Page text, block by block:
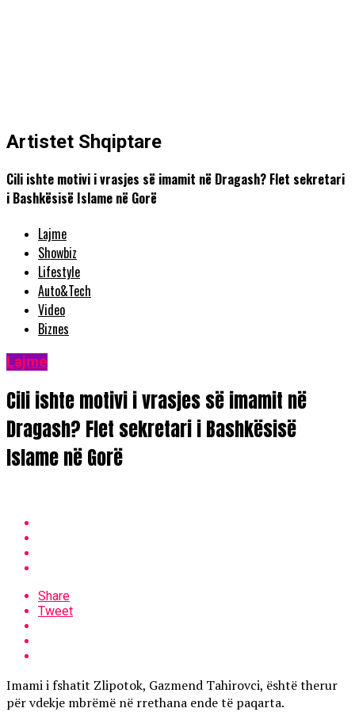
Artistet Shqiptare
Cili ishte motivi i vrasjes së imamit në Dragash? Flet sekretari
i Bashkësisë Islame në Gorë
Lajme
Showbiz
Lifestyle
Auto&Tech
Video
Biznes
Lajme
Cili ishte motivi i vrasjes së imamit në
Dragash? Flet sekretari i Bashkësisë
Islame në Gorë
Share
Tweet
Imami i fshatit Zlipotok, Gazmend Tahirovci, është therur
për vdekje mbrëmë në rrethana ende të paqarta.